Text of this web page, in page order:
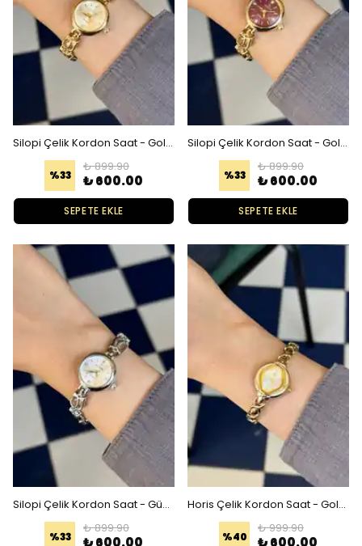
Silopi Çelik Kordon Saat - Gold Gold
%33
₺ 899.90
₺ 600.00
SEPETE EKLE
Silopi Çelik Kordon Saat - Gold Bordo
%33
₺ 899.90
₺ 600.00
SEPETE EKLE
Silopi Çelik Kordon Saat - Gümüş Beyaz
%33
₺ 899.90
₺ 600.00
Horis Çelik Kordon Saat - Gold Beyaz
%40
₺ 999.90
₺ 600.00